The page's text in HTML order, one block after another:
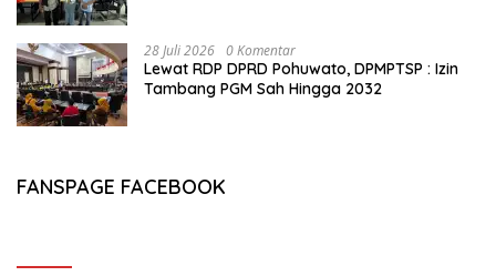
28 Juli 2026 0 Komentar
Lewat RDP DPRD Pohuwato, DPMPTSP : Izin
Tambang PGM Sah Hingga 2032
FANSPAGE FACEBOOK